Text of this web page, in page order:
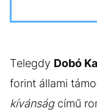
Telegdy Dobó
forint állami
kívánságcímű